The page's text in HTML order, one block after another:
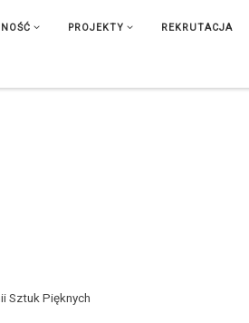
PROJEKTY REKRUTACJA
Sztuk Pięknych